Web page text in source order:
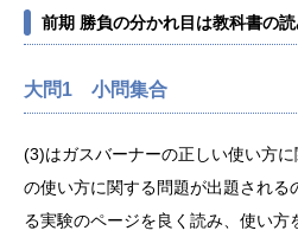
前期 勝負の分かれ目は教科書の
大問1 小問集合
(3)はガスバーナーの正しい使い方
の使い方に関する問題が出題される
る実験のページを良く読み、使い方